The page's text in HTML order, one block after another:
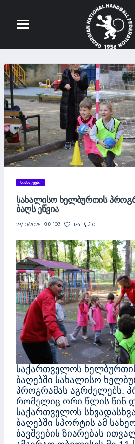
ᲡᲘᲐᲮᲚᲔᲔᲑᲘ
ᲡᲐᲮᲐᲚᲘᲡᲝ ᲮᲔᲚᲑᲣᲠᲗᲘᲡ
ᲑᲐᲦᲡ ᲔᲬᲕᲘᲐ
23/10/2025 109 134 0
საქართველოს
ბაღებში სახალისო
პროგრამას აგრძელებს.
რომელიც ორი წლის წინ
საქართველოს
ბაღებში სპორტის ამ
ბავშვების ზიარებას